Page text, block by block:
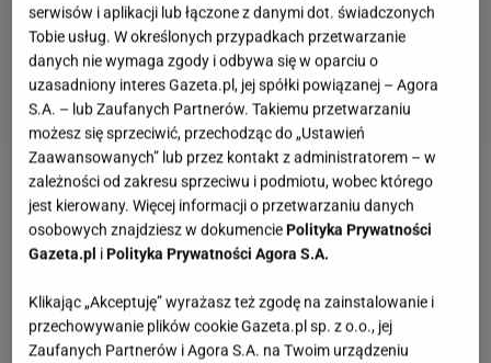
Nowy program TVN jest prawdziwym hitem. Wyniki
oglądalności pierwszego odcinka przerosły wszelkie
oczekiwania.
Reality show oglądało prawie 2,5 miliona
widzów. Udział w rynku (16-49) wyniósł
serwisów i aplikacji lub łączone z danymi dot. świadczonych
Tobie usług. W określonych przypadkach przetwarzanie
danych nie wymaga zgody i odbywa się w oparciu o
uzasadniony interes Gazeta.pl, jej spółki powiązanej – Agora
S.A. – lub Zaufanych Partnerów. Takiemu przetwarzaniu
możesz się sprzeciwić, przechodząc do „Ustawień
Zaawansowanych” lub przez kontakt z administratorem – w
zależności od zakresu sprzeciwu i podmiotu, wobec którego
jest kierowany. Więcej informacji o przetwarzaniu danych
osobowych znajdziesz w dokumenciePolityka Prywatności
Gazeta.pl iPolityka Prywatności Agora S.A.
Klikając „Akceptuję” wyrażasz też zgodę na zainstalowanie i
przechowywanie plików cookie Gazeta.pl sp. z o.o., jej
Zaufanych Partnerów i Agora S.A. na Twoim urządzeniu